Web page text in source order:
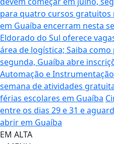
para quatro cursos gratuitos
em Guaíba encerram nesta
Eldorado do Sul oferece
área de logística; Saiba
segunda, Guaíba abre
Automação e
semana de atividades
férias escolares em Guaíba
entre os dias 29 e 31 e
abrir em Guaíba
EM ALTA